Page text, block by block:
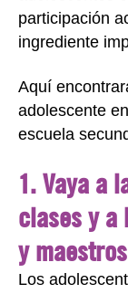
participación
ingrediente
Aquí
adolescente
escuela
1. Vaya a
clases y a
y maestros
Los